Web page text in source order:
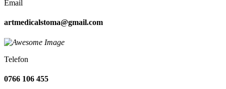
Email
artmedicalstoma@gmail.com
Telefon
0766 106 455